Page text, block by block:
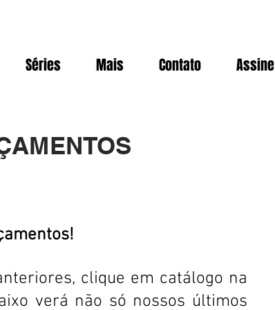
Séries Mais Contato Assine
clique em catálogo na
verá não só nossos últimos